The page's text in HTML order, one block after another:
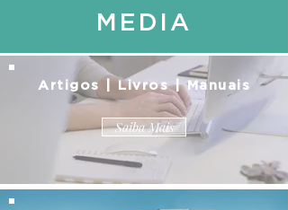
MEDIA
Artigos | Livros | Manuais
Saiba Mais